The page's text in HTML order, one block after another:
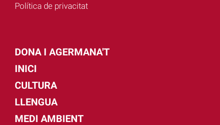
Política de privacitat
DONA I AGERMANA'T
INICI
CULTURA
LLENGUA
MEDI AMBIENT